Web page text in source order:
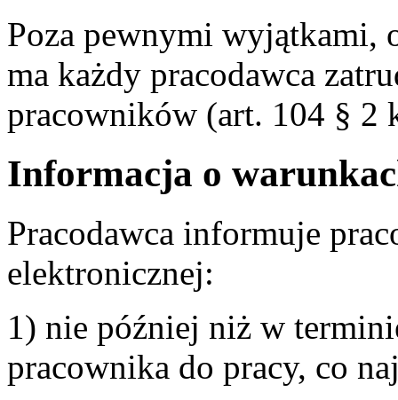
Poza pewnymi wyjątkami,
ma każdy pracodawca
pracowników (art. 104 § 2
Informacja o
Pracodawca informuje
elektronicznej:
1) nie później niż w
pracownika do pracy, co